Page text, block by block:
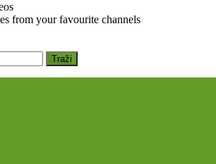
from your favourite channels